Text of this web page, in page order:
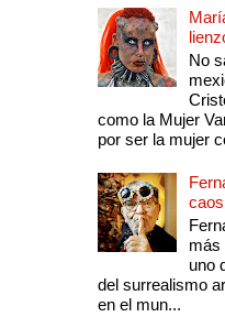
No
como la Mujer
por ser la mujer
caos
más
uno
del surrealismo
en el mun...